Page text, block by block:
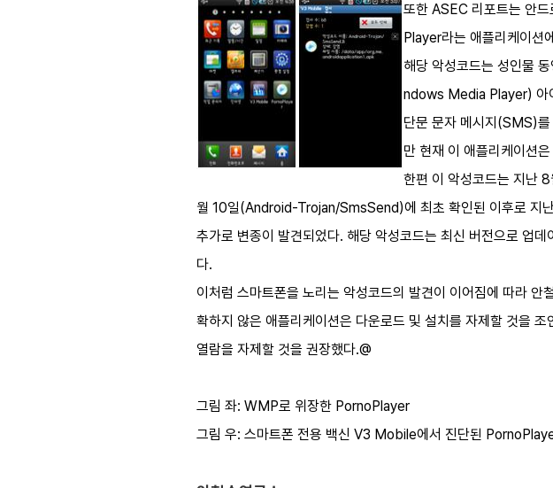
또한 ASEC 리포트는 안
Player라는 애플리케이션
해당 악성코드는 성인물
ndows Media Player) 아
단문 문자 메시지(SMS)를
만 현재 이 애플리케이션
한편 이 악성코드는 지난
월 10일(Android-Trojan/SmsSend)에 최초 확인된 이후로
추가로 변종이 발견되었다. 해당 악성코드는 최신 버전으로 업
다.
이처럼 스마트폰을 노리는 악성코드의 발견이 이어짐에 따라
확하지 않은 애플리케이션은 다운로드 및 설치를 자제할 것을
열람을 자제할 것을 권장했다.@
그림 좌: WMP로 위장한 PornoPlayer
그림 우: 스마트폰 전용 백신 V3 Mobile에서 진단된